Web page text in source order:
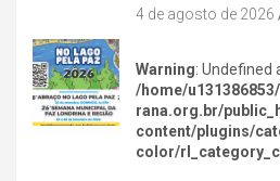
4 de agosto de 2026
Warning: Undefined
/home/
rana.org.br/
content/plugins/
color/